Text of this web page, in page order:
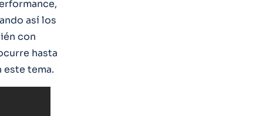
así los
con
hasta
este tema.